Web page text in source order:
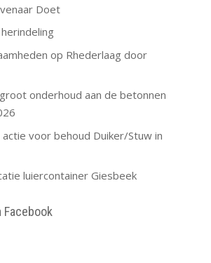
Doet
op Rhederlaag door
onderhoud aan de betonnen
actie voor behoud Duiker/Stuw in
luiercontainer Giesbeek